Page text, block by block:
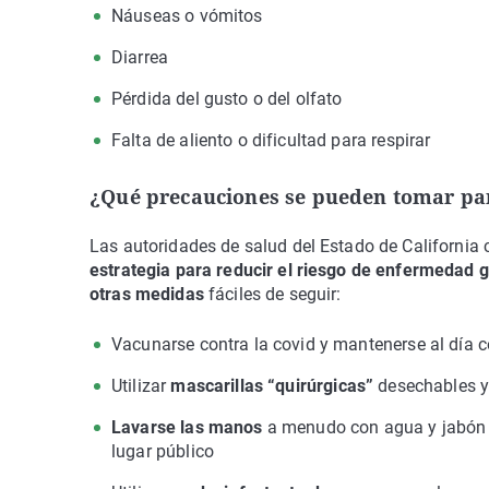
Náuseas o vómitos
Diarrea
Pérdida del gusto o del olfato
Falta de aliento o dificultad para respirar
¿Qué precauciones se pueden tomar
Las autoridades de salud del Estado de
estrategia para reducir el riesgo de enfermedad
otras medidasfáciles de seguir:
Vacunarse contra la covid y mantenerse al día
Utilizarmascarillas “quirúrgicas”desechables
Lavarse las manos a menudo con agua y
lugar público